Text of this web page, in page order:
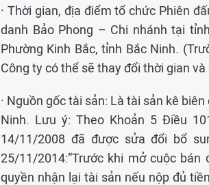
· Thời gian, địa điểm tổ chức Phiên
danh Bảo Phong – Chi nhánh tại
Phường Kinh Bắc, tỉnh Bắc Ninh.
Công ty có thể sẽ thay đổi thời gian
· Nguồn gốc tài sản: Là tài sản kê
Ninh. Lưu ý: Theo Khoản 5 Điều
14/11/2008 đã được sửa đổi bổ
25/11/2014:“Trước khi mở cuộc
quyền nhận lại tài sản nếu nộp đủ